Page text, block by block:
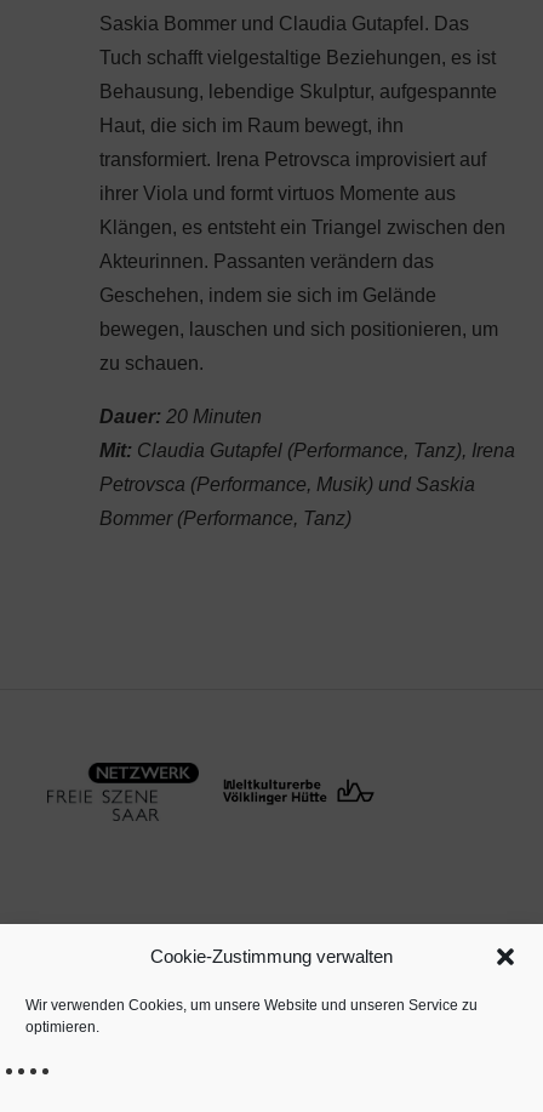
Cookie-Zustimmung verwalten
Wir verwenden Cookies, um unsere Website und unseren Service zu
optimieren.
Saskia Bommer und Claudia Gutapfel. Das
Tuch schafft vielgestaltige Beziehungen, es ist
Behausung, lebendige Skulptur, aufgespannte
Haut, die sich im Raum bewegt, ihn
transformiert. Irena Petrovsca improvisiert auf
ihrer Viola und formt virtuos Momente aus
Klängen, es entsteht ein Triangel zwischen den
Akteurinnen. Passanten verändern das
Geschehen, indem sie sich im Gelände
bewegen, lauschen und sich positionieren, um
zu schauen.
Dauer: 20 Minuten
Mit: Claudia Gutapfel (Performance, Tanz), Irena
Petrovsca (Performance, Musik) und Saskia
Bommer (Performance, Tanz)
KONTAKT